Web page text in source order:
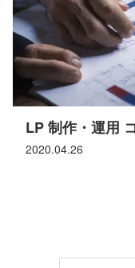
2020.04.26
LP 制作・運用